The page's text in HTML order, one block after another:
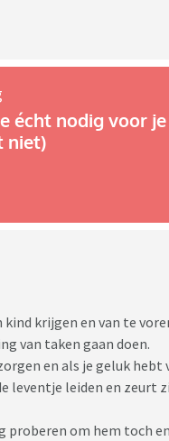
écht nodig voor
niet)
krijgen en van te
van taken gaan doen.
en als je geluk hebt
leventje leiden en zeurt
om hem toch